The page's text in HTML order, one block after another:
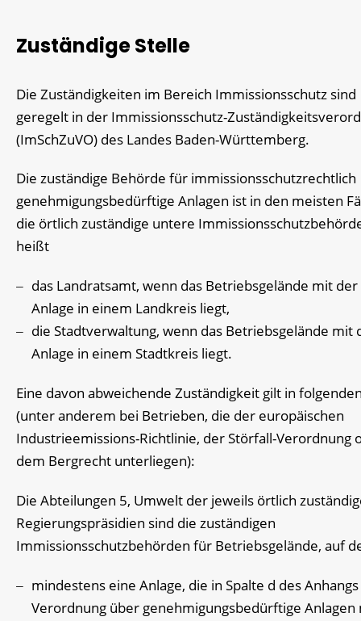
Zuständige Stelle
Die Zuständigkeiten im Bereich Immissionsschutz sind
geregelt in der Immissionsschutz-
(ImSchZuVO) des Landes Baden-Württemberg.
Die zuständige Behörde für immissionsschutzrechtlich
genehmigungsbedürftige Anlagen ist in den meisten
die örtlich zuständige untere
heißt
das Landratsamt, wenn das Betriebsgelände mit der
Anlage in einem Landkreis liegt,
die Stadtverwaltung, wenn das Betriebsgelände mit
Anlage in einem Stadtkreis liegt.
Eine davon abweichende Zuständigkeit gilt in
(unter anderem bei Betrieben, die der europäischen
Industrieemissions-Richtlinie, der Störfall-Verordnung
dem Bergrecht unterliegen):
Die Abteilungen 5, Umwelt der jeweils örtlich
Regierungspräsidien sind die zuständigen
Immissionsschutzbehörden für Betriebsgelände, auf
mindestens eine Anlage, die in Spalte d des
Verordnung über genehmigungsbedürftige Anlagen